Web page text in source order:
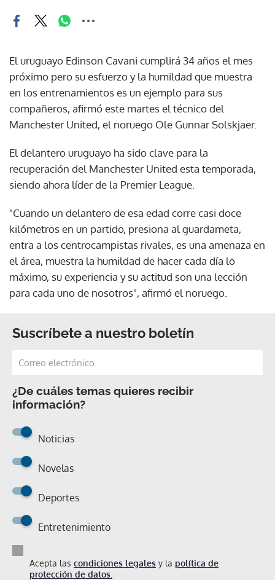
El uruguayo Edinson Cavani cumplirá 34 años el mes
próximo pero su esfuerzo y la humildad que muestra
en los entrenamientos es un ejemplo para sus
compañeros, afirmó este martes el técnico del
Manchester United, el noruego Ole Gunnar Solskjaer.
El delantero uruguayo ha sido clave para la
recuperación del Manchester United esta temporada,
siendo ahora líder de la Premier League.
"Cuando un delantero de esa edad corre casi doce
kilómetros en un partido, presiona al guardameta,
entra a los centrocampistas rivales, es una amenaza en
el área, muestra la humildad de hacer cada día lo
máximo, su experiencia y su actitud son una lección
para cada uno de nosotros", afirmó el noruego.
Suscríbete a nuestro boletín
¿De cuáles temas quieres recibir
información?
Noticias
Novelas
Deportes
Entretenimiento
Acepta las condiciones legales y la política de
protección de datos.